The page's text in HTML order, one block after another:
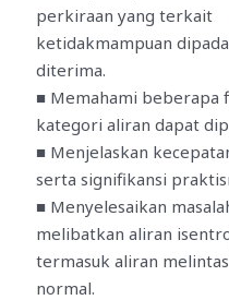
perkiraan yang terkait
ketidakmampuan
diterima.
■ Memahami
kategori aliran dapat
■ Menjelaskan
serta signifikansi
■ Menyelesaikan
melibatkan aliran
termasuk aliran
normal.